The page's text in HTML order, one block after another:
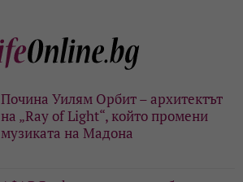
Почина Уилям Орбит – архитектът
на „Ray of Light“, който промени
музиката на Мадона